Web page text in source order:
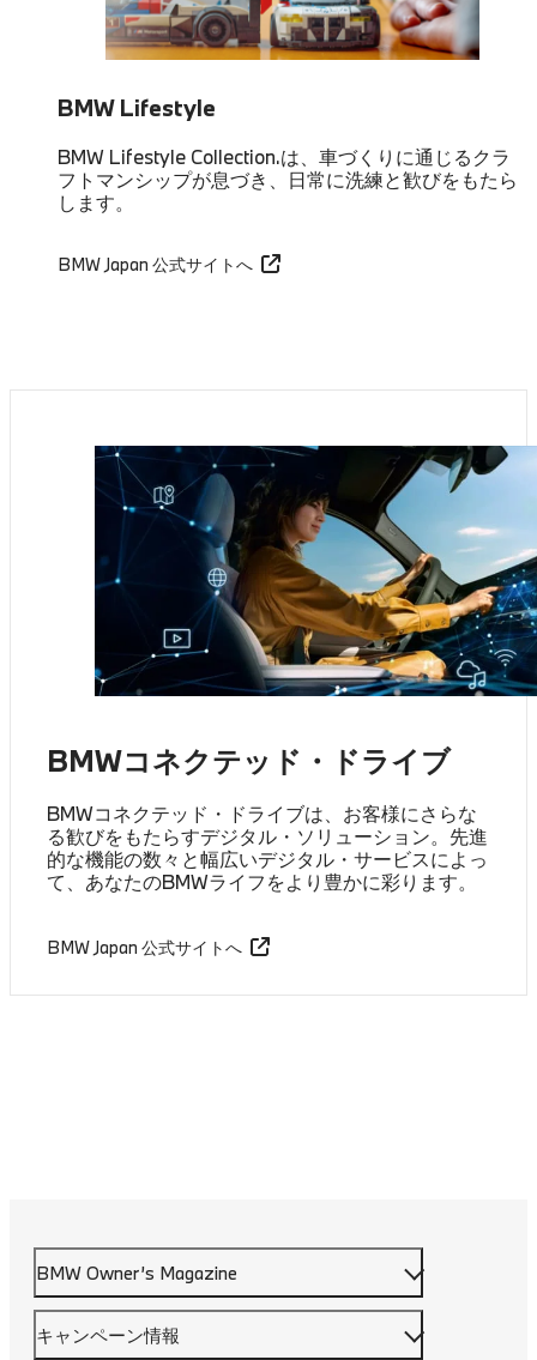
BMW Lifestyle
BMW Lifestyle Collection.は、車づくりに通じるクラ
フトマンシップが息づき、日常に洗練と歓びをもたら
します。
BMW Japan 公式サイトへ
BMWコネクテッド・ドライブ
BMWコネクテッド・ドライブは、お客様にさらな
る歓びをもたらすデジタル・ソリューション。先進
的な機能の数々と幅広いデジタル・サービスによっ
て、あなたのBMWライフをより豊かに彩ります。
BMW Japan 公式サイトへ
BMW Owner’s Magazine
キャンペーン情報